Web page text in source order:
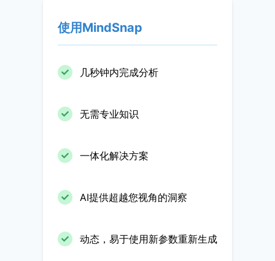
使用MindSnap
几秒钟内完成分析
无需专业知识
一体化解决方案
AI提供超越您视角的洞察
动态，易于使用新参数重新生成